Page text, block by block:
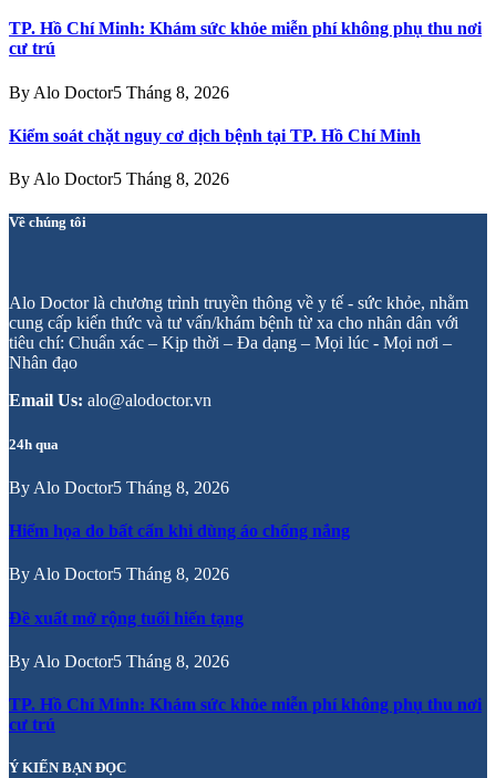
TP. Hồ Chí Minh: Khám sức khỏe miễn phí không phụ thu nơi
cư trú
By Alo Doctor5 Tháng 8, 2026
Kiểm soát chặt nguy cơ dịch bệnh tại TP. Hồ Chí Minh
By Alo Doctor5 Tháng 8, 2026
Về chúng tôi
Alo Doctor là chương trình truyền thông về y tế - sức khỏe, nhằm
cung cấp kiến thức và tư vấn/khám bệnh từ xa cho nhân dân với
tiêu chí: Chuẩn xác – Kịp thời – Đa dạng – Mọi lúc - Mọi nơi –
Nhân đạo
Email Us: alo@alodoctor.vn
24h qua
By Alo Doctor5 Tháng 8, 2026
Hiểm họa do bất cẩn khi dùng áo chống nắng
By Alo Doctor5 Tháng 8, 2026
Đề xuất mở rộng tuổi hiến tạng
By Alo Doctor5 Tháng 8, 2026
TP. Hồ Chí Minh: Khám sức khỏe miễn phí không phụ thu nơi
cư trú
Ý KIẾN BẠN ĐỌC